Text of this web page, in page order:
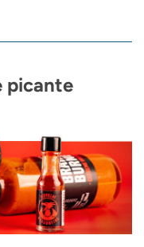
picante